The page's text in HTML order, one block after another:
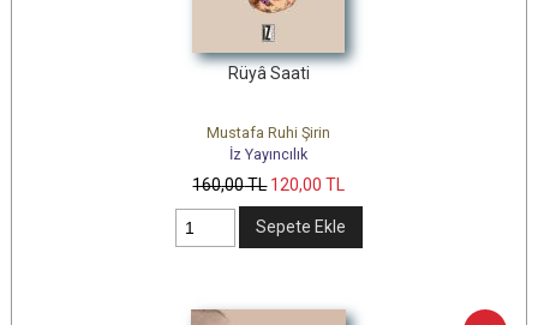
Rüyâ Saati
Mustafa Ruhi Şirin
İz Yayıncılık
160,00TL 120,00 TL
Sepete Ekle